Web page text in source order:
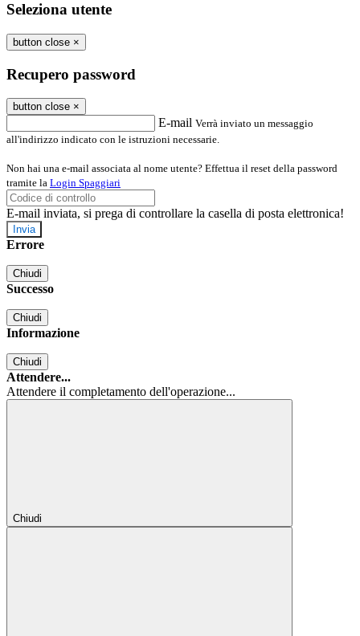
Seleziona utente
button close ×
Recupero password
button close ×
E-mail Verrà inviato un messaggio
all'indirizzo indicato con le istruzioni necessarie.
Non hai una e-mail associata al nome utente? Effettua il reset della password
tramite la Login Spaggiari
E-mail inviata, si prega di controllare la casella di posta elettronica!
Errore
Chiudi
Successo
Chiudi
Informazione
Chiudi
Attendere...
Attendere il completamento dell'operazione...
Chiudi